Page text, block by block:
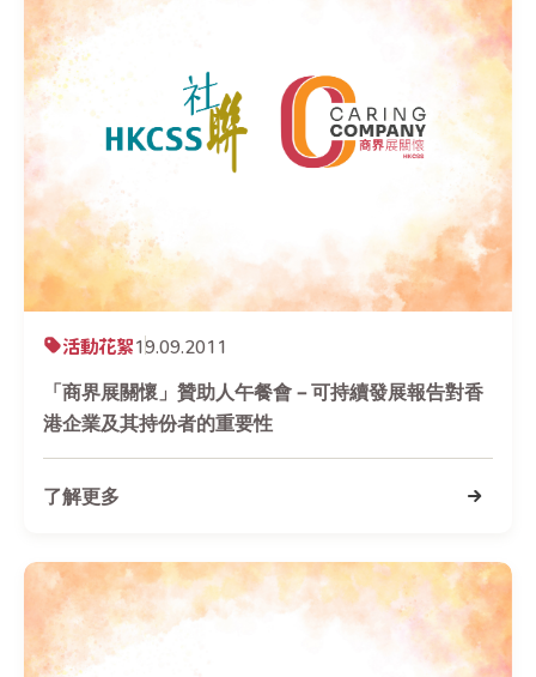
活動花絮19.09.2011
「商界展關懷」贊助人午餐會 – 可持續發展報告對香
港企業及其持份者的重要性
了解更多